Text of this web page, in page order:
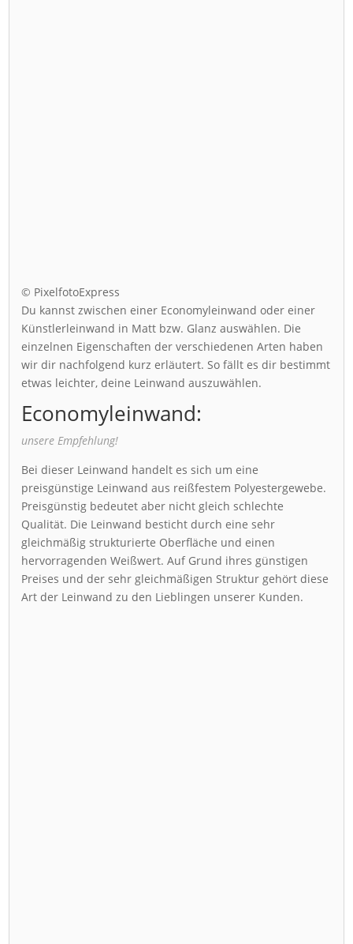
© PixelfotoExpress
Du kannst zwischen einer Economyleinwand oder einer
Künstlerleinwand in Matt bzw. Glanz auswählen. Die
einzelnen Eigenschaften der verschiedenen Arten haben
wir dir nachfolgend kurz erläutert. So fällt es dir bestimmt
etwas leichter, deine Leinwand auszuwählen.
Economyleinwand:
unsere Empfehlung!
Bei dieser Leinwand handelt es sich um eine
preisgünstige Leinwand aus reißfestem Polyestergewebe.
Preisgünstig bedeutet aber nicht gleich schlechte
Qualität. Die Leinwand besticht durch eine sehr
gleichmäßig strukturierte Oberfläche und einen
hervorragenden Weißwert. Auf Grund ihres günstigen
Preises und der sehr gleichmäßigen Struktur gehört diese
Art der Leinwand zu den Lieblingen unserer Kunden.